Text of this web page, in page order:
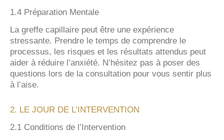
1.4 Préparation Mentale
La greffe capillaire peut être une expérience
stressante. Prendre le temps de comprendre le
processus, les risques et les résultats attendus peut
aider à réduire l’anxiété. N’hésitez pas à poser des
questions lors de la consultation pour vous sentir plus
à l’aise.
2. LE JOUR DE L’INTERVENTION
2.1 Conditions de l’Intervention